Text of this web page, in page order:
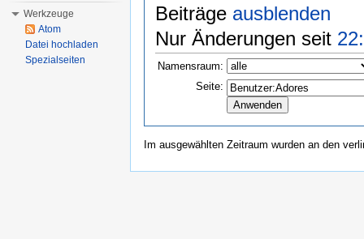
Beiträge ausblenden
Nur Änderungen seit
Namensraum:
Seite:
Im ausgewählten Zeitraum wurden an den
Werkzeuge
Atom
Datei hochladen
Spezialseiten